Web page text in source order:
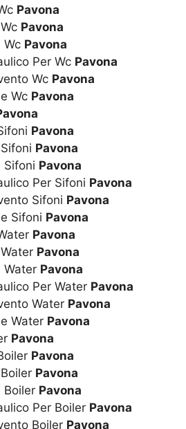
Pavona
Pavona
Wc Pavona
Per Wc Pavona
Wc Pavona
Wc Pavona
Pavona
Pavona
Sifoni Pavona
Per Sifoni Pavona
Sifoni Pavona
Sifoni Pavona
Pavona
Pavona
Water Pavona
Per Water Pavona
Water Pavona
Water Pavona
Pavona
Pavona
Pavona
Boiler Pavona
Per Boiler Pavona
Boiler Pavona